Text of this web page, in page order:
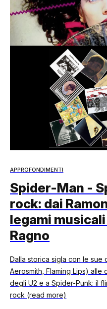
APPROFONDIMENTI
Spider-Man -
rock: dai
legami musicali
Ragno
Dalla storica sigla con le sue
Aerosmith, Flaming Lips) alle
degli U2 e a Spider-Punk: il
rock (read more)